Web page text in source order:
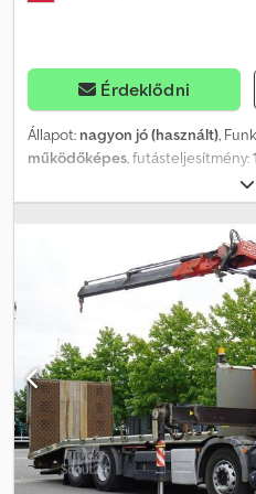
Érdeklődni
Állapot: nagyon jó (használt),
működőképes, futásteljesítmény:
, üzemanyagtípus:
maximális teherbírás:6 040 kg,
fehér
,
acél-levegő, raktér hossza:8 400
, Gyártási év: ,
Renault D19 Wide Glob / 7,8 m
Dodpszrl Smjfx Ambskr 2017-es
Műszaki adatok Össztömeg
teher 10030 kg Euro 6 motor
teljesítménye 320 LE hátsó
vontatókocsi platform Fedélzet
szélessége 252 cm Fedélzet
ÚJ kábelcsörlő Max sapka. 8,1 t